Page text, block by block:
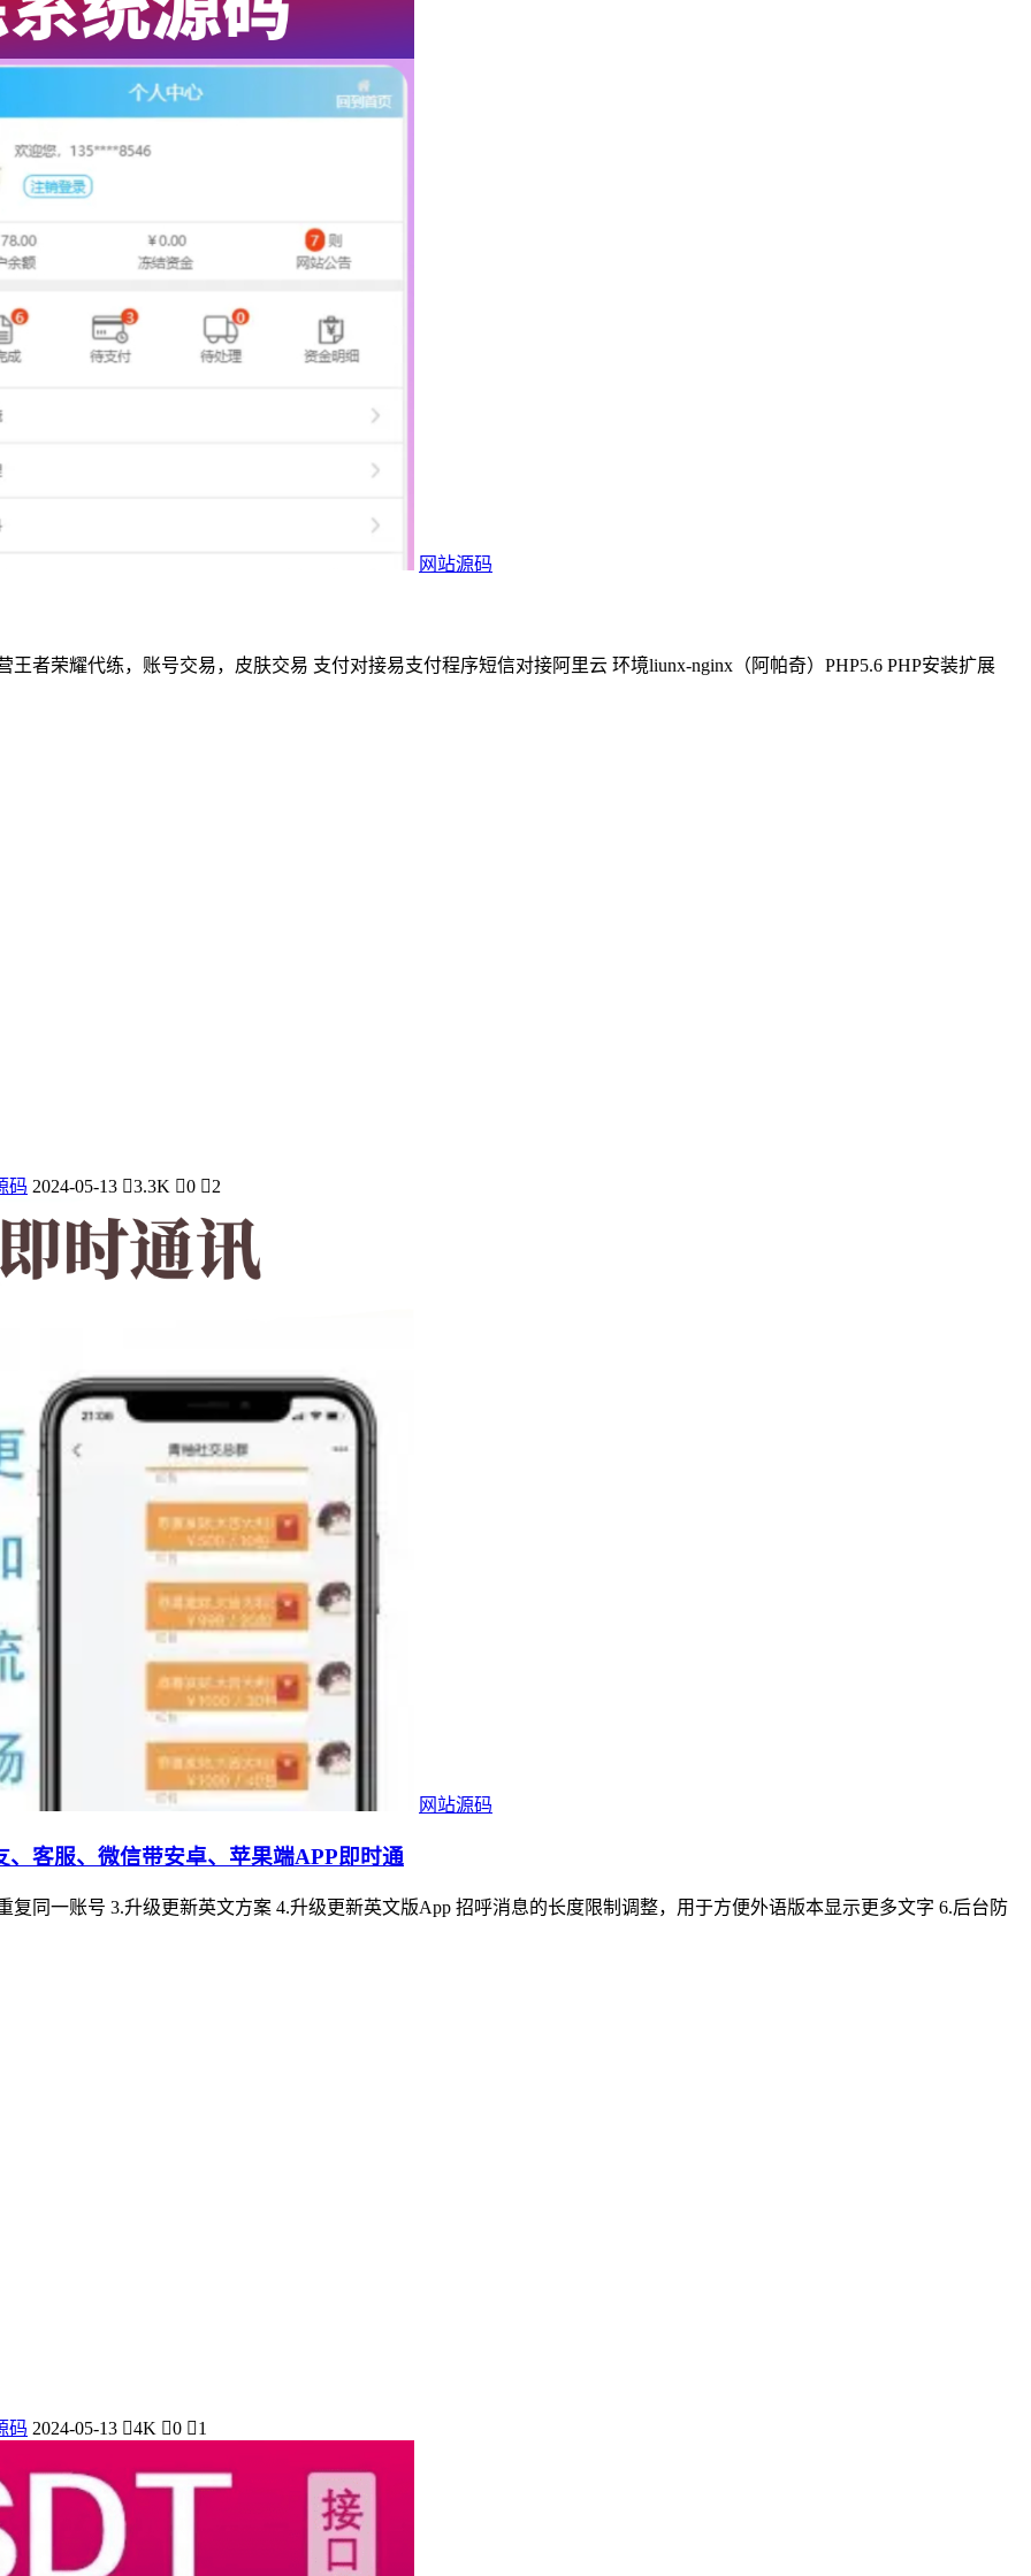
网站源码
者荣耀代练，账号交易，皮肤交易 支付对接易支付程序短信对接阿里云 环境liunx-nginx（阿帕奇）PHP5.6 PHP安装扩展
码 2024-05-13 3.3K 0 2
网站源码
客服、微信带安卓、苹果端APP即时通
复同一账号 3.升级更新英文方案 4.升级更新英文版App 招呼消息的长度限制调整，用于方便外语版本显示更多文字 6.后台防
码 2024-05-13 4K 0 1